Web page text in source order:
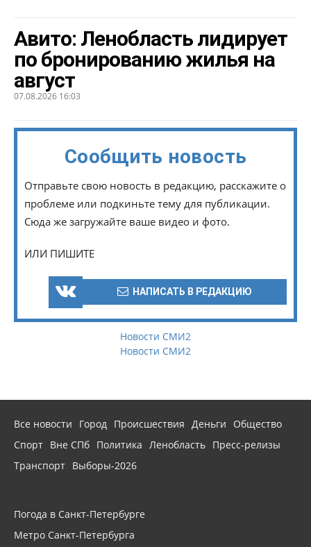
Авито: Ленобласть лидирует
по бронированию жилья на
август
07.08.2026 16:03
Сообщить новость
Отправьте свою новость в редакцию, расскажите о
проблеме или подкиньте тему для публикации.
Сюда же загружайте ваше видео и фото.
ИЛИ ПИШИТЕ
НАПИСАТЬ В РЕДАКЦИЮ
Новости СМИ2
Новости СМИ2
Все новости Город Происшествия Деньги
Общество
Спорт Вне СПб Политика Ленобласть Пресс-релизы
Транспорт Выборы-2026
Погода в Санкт-Петербурге
Метро Санкт-Петербурга